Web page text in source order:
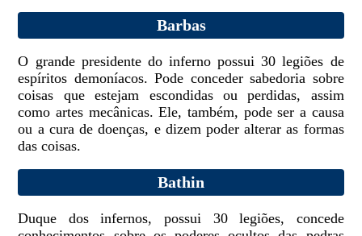
Barbas
O grande presidente do inferno possui 30 legiões de
espíritos demoníacos. Pode conceder sabedoria sobre
coisas que estejam escondidas ou perdidas, assim
como artes mecânicas. Ele, também, pode ser a causa
ou a cura de doenças, e dizem poder alterar as formas
das coisas.
Bathin
Duque dos infernos, possui 30 legiões, concede